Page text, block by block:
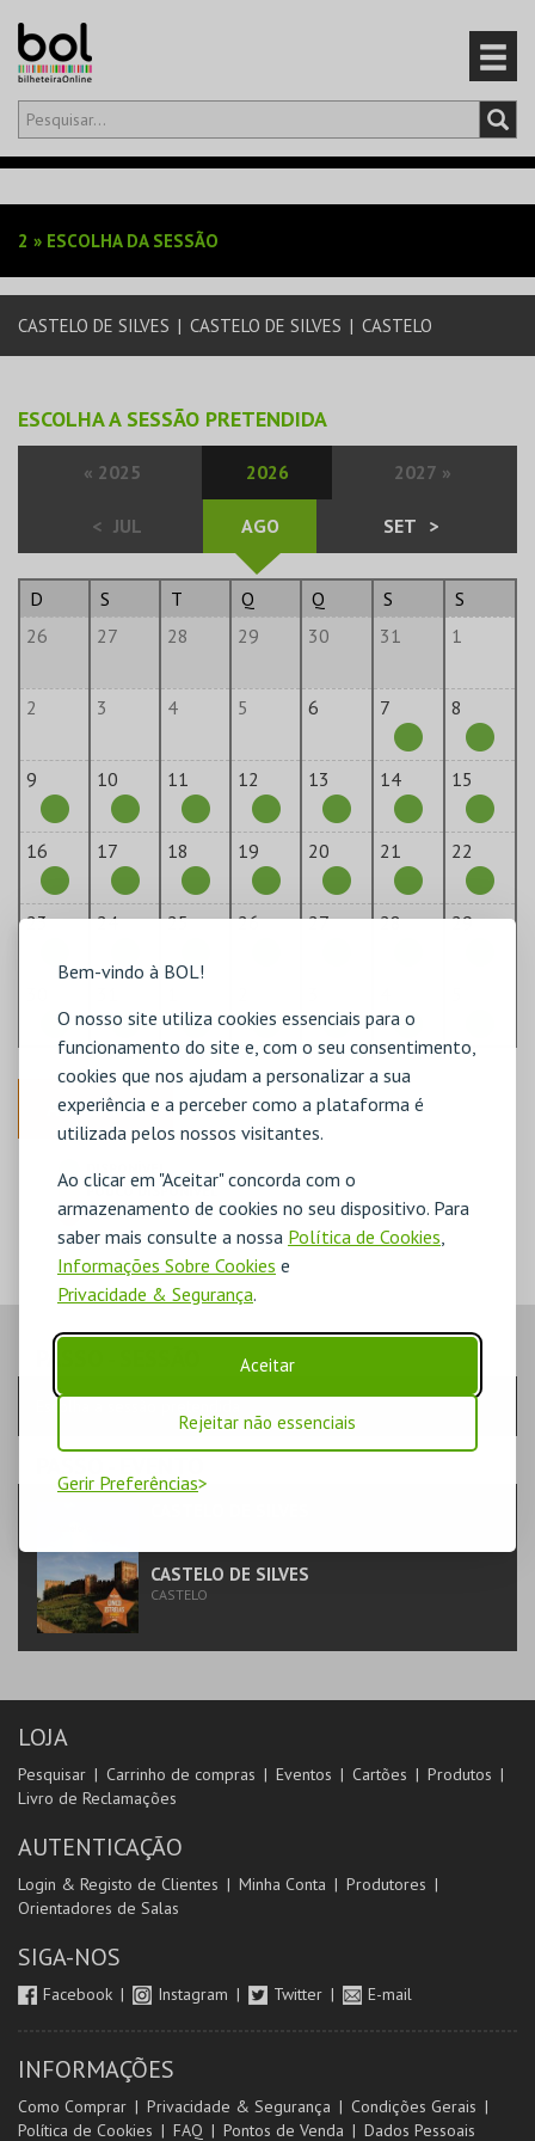
Bem-vindo à BOL!
O nosso site utiliza cookies essenciais para o
funcionamento do site e, com o seu consentimento,
cookies que nos ajudam a personalizar a sua
experiência e a perceber como a plataforma é
utilizada pelos nossos visitantes.
Ao clicar em "Aceitar" concorda com o
armazenamento de cookies no seu dispositivo. Para
saber mais consulte a nossa Política de Cookies
Informações Sobre Cookies e
Privacidade & Segurança.
Aceitar
Rejeitar não essenciais
Gerir Preferências
Olá,iniciar sessão
EVENTOS
CARTÕES
2 » ESCOLHA DA SESSÃO
CASTELO DE SILVES | CASTELO DE SILVES | CASTELO
ESCOLHA A SESSÃO PRETENDIDA
« 2025 2026 2027 »
< JUL AGO SET >
D S T Q Q S
S
26
27 28 29 30 31 1
2 3 4 5 6 7 8
9 10 11 12 13 14 15
16 17 18 19 20 21 22
23 24 25 26 27 28 29
ANTERIOR
POUCO DISPONÍVEL
ESGOTADO
Escolha a sessão pretendida
CASTELO DE SILVES
CASTELO
LOJA
Pesquisar Carrinho de compras Eventos Cartões
Produtos
Livro de Reclamações
AUTENTICAÇÃO
Login & Registo de Clientes Minha Conta
Produtores
Orientadores de Salas
SIGA-NOS
Facebook Instagram Twitter E-mail
INFORMAÇÕES
Como Comprar Privacidade & Segurança
Condições Gerais
Política de Cookies
FAQ Pontos de Venda Dados Pessoais